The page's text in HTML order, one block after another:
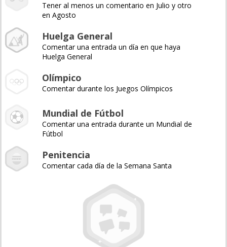
Tener al menos un comentario en Julio y otro
en Agosto
Huelga General
Comentar una entrada un día en que haya
Huelga General
Olímpico
Comentar durante los Juegos Olímpicos
Mundial de Fútbol
Comentar una entrada durante un Mundial de
Fútbol
Penitencia
Comentar cada día de la Semana Santa